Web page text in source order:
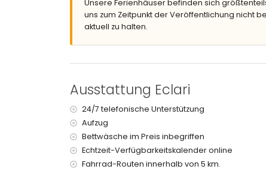
Terrasse
Weitere Informationen
Nächster Strand: El Arenal, Jávea (innerhalb
Nächster Park: Montgó (innerhalb von 4
Nächster Flughafen: Alicante (innerhalb von
Zweitnächster Flughafen: Valencia (> 100
Öffentliche Verkehrsmittel: Bus innerhalb von
Haustiere erlaubt
Das Gebäude, in dem sich die Unterkunft
Die Unterkunft ist sehr geeignet für Familien mit
Unsere Ferienhäuser befinden sich
uns zum Zeitpunkt der Veröffentlichung nicht
aktuell zu halten.
Ausstattung Eclari
24/7 telefonische Unterstützung
Aufzug
Bettwäsche im Preis inbegriffen
Echtzeit-Verfügbarkeitskalender online
Fahrrad-Routen innerhalb von 5 km.